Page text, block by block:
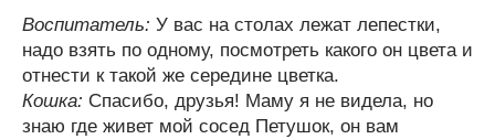
Воспитатель: У вас на столах лежат лепестки,
надо взять по одному, посмотреть какого он цвета и
отнести к такой же середине цветка.
Кошка: Спасибо, друзья! Маму я не видела, но
знаю где живет мой сосед Петушок, он вам